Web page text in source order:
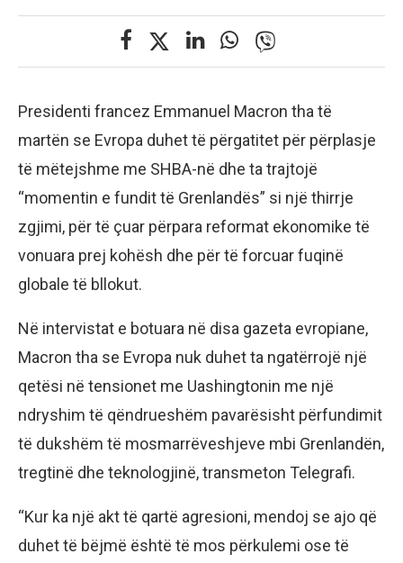
Presidenti francez Emmanuel Macron tha të
martën se Evropa duhet të përgatitet për përplasje
të mëtejshme me SHBA-në dhe ta trajtojë
“momentin e fundit të Grenlandës” si një thirrje
zgjimi, për të çuar përpara reformat ekonomike të
vonuara prej kohësh dhe për të forcuar fuqinë
globale të bllokut.
Në intervistat e botuara në disa gazeta evropiane,
Macron tha se Evropa nuk duhet ta ngatërrojë një
qetësi në tensionet me Uashingtonin me një
ndryshim të qëndrueshëm pavarësisht përfundimit
të dukshëm të mosmarrëveshjeve mbi Grenlandën,
tregtinë dhe teknologjinë, transmeton Telegrafi.
“Kur ka një akt të qartë agresioni, mendoj se ajo që
duhet të bëjmë është të mos përkulemi ose të